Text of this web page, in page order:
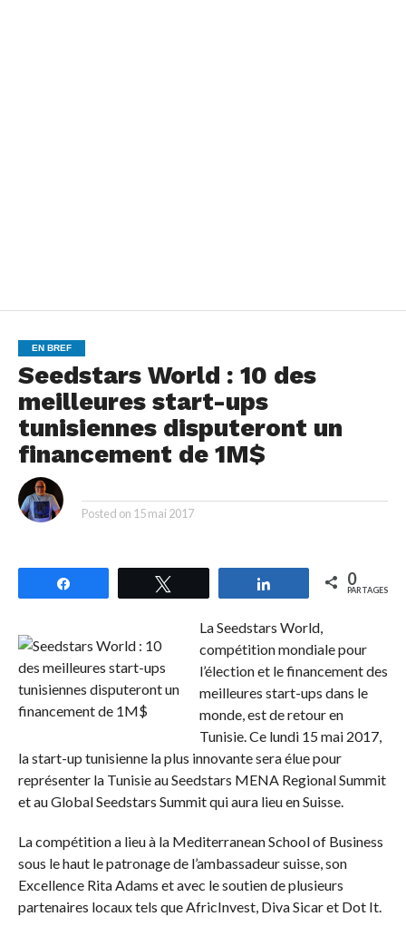
EN BREF
Seedstars World : 10 des
meilleures start-ups
tunisiennes disputeront un
financement de 1M$
Posted on 15 mai 2017
Partagez 0
PARTAGES
La Seedstars World,
compétition mondiale pour
l’élection et le financement des
meilleures start-ups dans le
monde, est de retour en
Tunisie. Ce lundi 15 mai 2017,
la start-up tunisienne la plus innovante sera élue pour
représenter la Tunisie au Seedstars MENA Regional Summit
et au Global Seedstars Summit qui aura lieu en Suisse.
La compétition a lieu à la Mediterranean School of Business
sous le haut le patronage de l’ambassadeur suisse, son
Excellence Rita Adams et avec le soutien de plusieurs
partenaires locaux tels que AfricInvest, Diva Sicar et Dot It.